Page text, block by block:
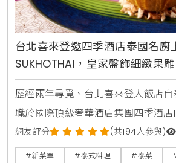
台北喜來登邀四季酒店泰國名廚
SUKHOTHAI，皇家盤飾細緻果
造傳統宮廷泰菜滋味
歷經兩年尋覓、台北喜來登大飯店
職於國際頂級奢華酒店集團四季酒
JW Marriott、Kempinski等的泰籍
Pewthaisong, Jimmy上任館內「
網友評分 (共194人參與)
#新菜單 #泰式料理 #泰菜